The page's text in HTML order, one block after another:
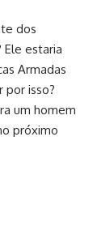
dos
Ele estaria
Armadas
por isso?
um homem
próximo